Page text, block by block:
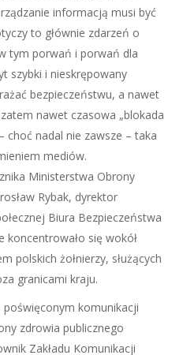
informacją musi być
to głównie zdarzeń o
tym porwań i porwań dla
szybki i nieskrępowany
bezpieczeństwu, a nawet
nawet czasowa „blokada
choć nadal nie zawsze – taka
mediów.
Ministerstwa Obrony
Rybak, dyrektor
Biura Bezpieczeństwa
koncentrowało się wokół
polskich żołnierzy, służących
granicami kraju.
komunikacji
zdrowia publicznego
Zakładu Komunikacji